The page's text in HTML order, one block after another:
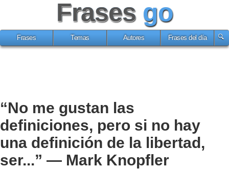
Frases go
Frases Temas Autores Frases del día
“No me gustan las
definiciones, pero si no hay
una definición de la libertad,
ser...” — Mark Knopfler